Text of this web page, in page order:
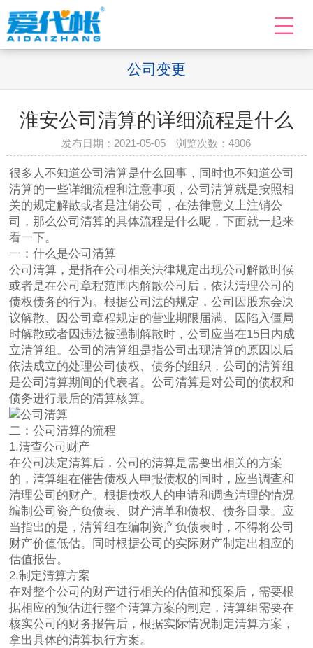
公司变更
淮安公司清算的详细流程是什么
发布日期：2021-05-05 浏览次数：4806
很多人不知道公司清算是什么回事，同时也不知道公司
清算的一些详细流程和注意事项，公司清算就是按照相
关的规定解散或者是注销公司，在法律意义上注销公
司，那么公司清算的具体流程是什么呢，下面就一起来
看一下。
一：什么是公司清算
公司清算，是指在公司相关法律规定出现公司解散时候
或者是在公司章程范围内解散公司后，依法清理公司的
债权债务的行为。根据公司法的规定，公司因股东会决
议解散、因公司章程规定的营业期限届满、因陷入僵局
时解散或者因违法被强制解散时，公司应当在15日内成
立清算组。公司的清算组是指公司出现清算的原因以后
依法成立的处理公司债权、债务的组织，公司的清算组
是公司清算期间的代表者。公司清算是对公司的债权和
债务进行最后的清算核算。
二：公司清算的流程
1.清查公司财产
在公司决定清算后，公司的清算是需要出相关的方案
的，清算组在催告债权人申报债权的同时，应当调查和
清理公司的财产。根据债权人的申请和调查清理的情况
编制公司资产负债表、财产清单和债权、债务目录。应
当指出的是，清算组在编制资产负债表时，不得将公司
财产价值低估。同时根据公司的实际财产制定出相应的
估值报告。
2.制定清算方案
在对整个公司的财产进行相关的估值和预案后，需要根
据相应的预估进行整个清算方案的制定，清算组需要在
核实公司的财务报告后，根据实际情况制定清算方案，
拿出具体的清算执行方案。